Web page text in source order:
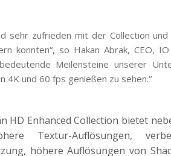
sehr zufrieden mit der Collection
konnten“, so Hakan Abrak, CEO,
Meilensteine unserer
4K und 60 fps genießen zu sehen.“
HD Enhanced Collection bietet
Textur-Auflösungen,
höhere Auflösungen von